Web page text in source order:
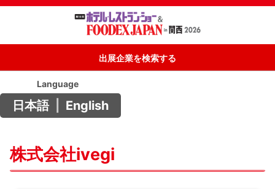
出展企業を検索する
Language
日本語 English
株式会社ivegi